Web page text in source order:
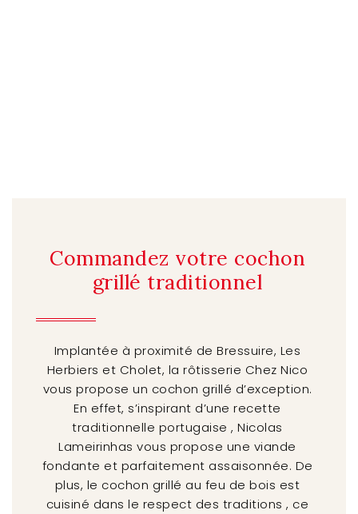
Commandez votre cochon
grillé traditionnel
Implantée à proximité de Bressuire, Les
Herbiers et Cholet, la rôtisserie Chez Nico
vous propose un cochon grillé d’exception.
En effet, s’inspirant d’une recette
traditionnelle portugaise , Nicolas
Lameirinhas vous propose une viande
fondante et parfaitement assaisonnée. De
plus, le cochon grillé au feu de bois est
cuisiné dans le respect des traditions , ce